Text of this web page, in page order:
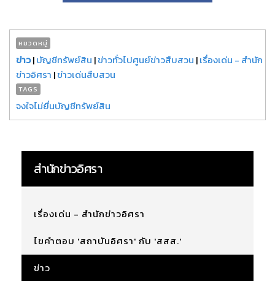
หมวดหมู่
ข่าว|บัญชีทรัพย์สิน |ข่าวทั่วไปศูนย์ข่าวสืบสวน |เรื่องเด่น - สำนัก
ข่าวอิศรา |ข่าวเด่นสืบสวน
TAGS
จงใจไม่ยื่นบัญชีทรัพย์สิน
สำนักข่าวอิศรา
เรื่องเด่น - สำนักข่าวอิศรา
ไขคำตอบ 'สถาบันอิศรา' กับ 'สสส.'
ข่าว